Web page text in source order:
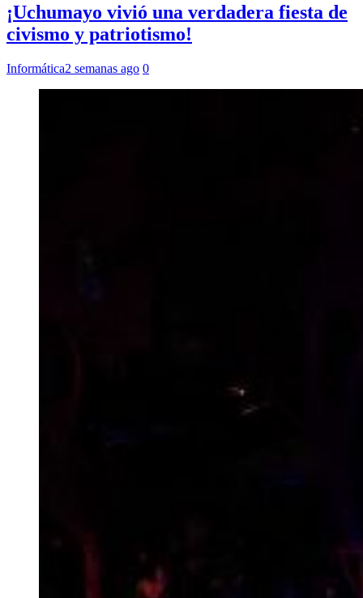
¡Uchumayo vivió una verdadera fiesta de
civismo y patriotismo!
Informática2 semanas ago 0